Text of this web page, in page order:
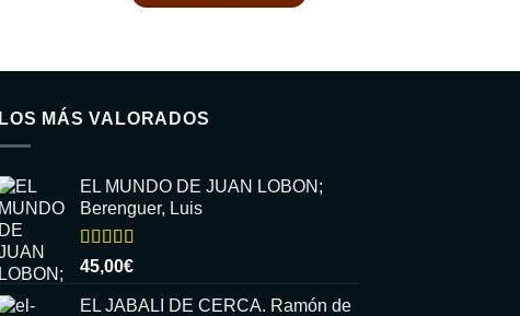
LOS MÁS VALORADOS
EL MUNDO DE JUAN LOBON;
Berenguer, Luis
Valorado
con
5
45,00€
EL JABALI DE CERCA. Ramón de